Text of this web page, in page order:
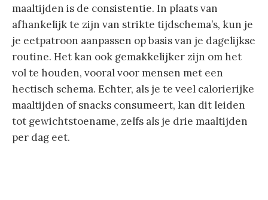
maaltijden is de consistentie. In plaats van
afhankelijk te zijn van strikte tijdschema’s, kun je
je eetpatroon aanpassen op basis van je dagelijkse
routine. Het kan ook gemakkelijker zijn om het
vol te houden, vooral voor mensen met een
hectisch schema. Echter, als je te veel calorierijke
maaltijden of snacks consumeert, kan dit leiden
tot gewichtstoename, zelfs als je drie maaltijden
per dag eet.